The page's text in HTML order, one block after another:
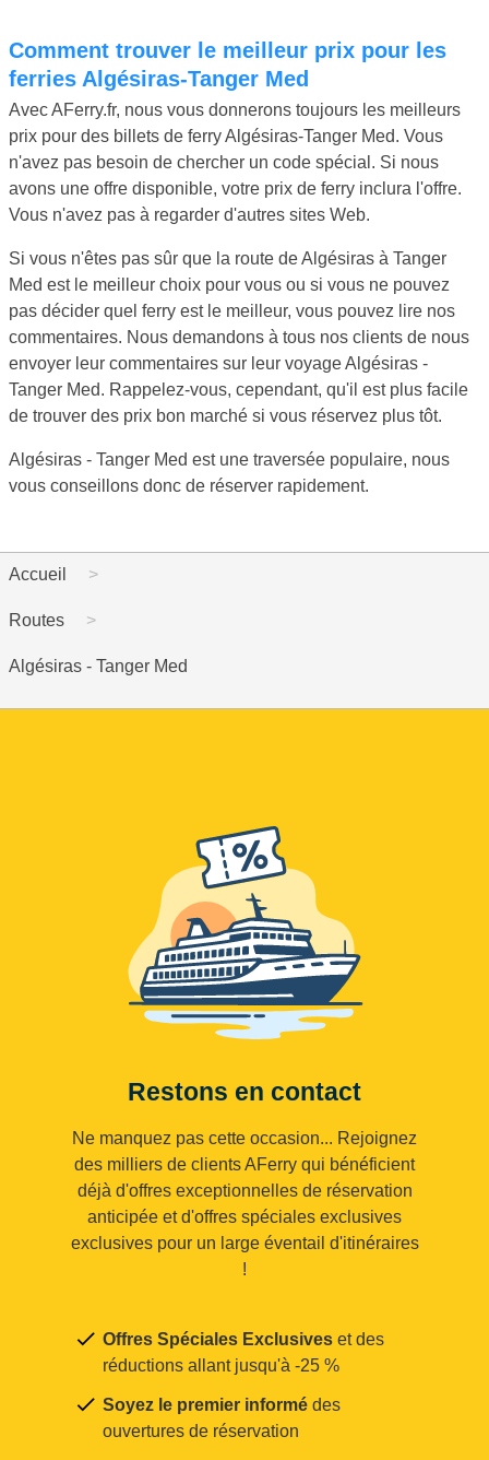
Comment trouver le meilleur prix pour les
ferries Algésiras-Tanger Med
Avec AFerry.fr, nous vous donnerons toujours les meilleurs
prix pour des billets de ferry Algésiras-Tanger Med. Vous
n'avez pas besoin de chercher un code spécial. Si nous
avons une offre disponible, votre prix de ferry inclura l'offre.
Vous n'avez pas à regarder d'autres sites Web.
Si vous n'êtes pas sûr que la route de Algésiras à Tanger
Med est le meilleur choix pour vous ou si vous ne pouvez
pas décider quel ferry est le meilleur, vous pouvez lire nos
commentaires. Nous demandons à tous nos clients de nous
envoyer leur commentaires sur leur voyage Algésiras -
Tanger Med. Rappelez-vous, cependant, qu'il est plus facile
de trouver des prix bon marché si vous réservez plus tôt.
Algésiras - Tanger Med est une traversée populaire, nous
vous conseillons donc de réserver rapidement.
Accueil
Routes
Algésiras - Tanger Med
Restons en contact
Ne manquez pas cette occasion... Rejoignez
des milliers de clients AFerry qui bénéficient
déjà d'offres exceptionnelles de réservation
anticipée et d'offres spéciales exclusives
exclusives pour un large éventail d'itinéraires
!
Offres Spéciales Exclusives et des
réductions allant jusqu'à -25 %
Soyez le premier informé des
ouvertures de réservation